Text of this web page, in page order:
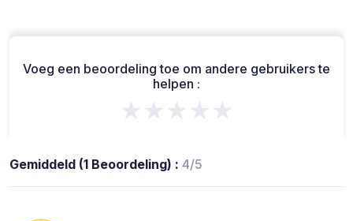
Voeg een beoordeling toe om andere gebruikers te
helpen :
★★★★★
Gemiddeld (1 Beoordeling) : 4/5